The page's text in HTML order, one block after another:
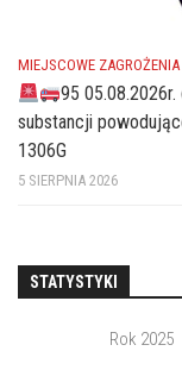
MIEJSCOWE ZAGROŻENIA
95
substancji
1306G
5 SIERPNIA 2026
STATYSTYKI
Rok 2025